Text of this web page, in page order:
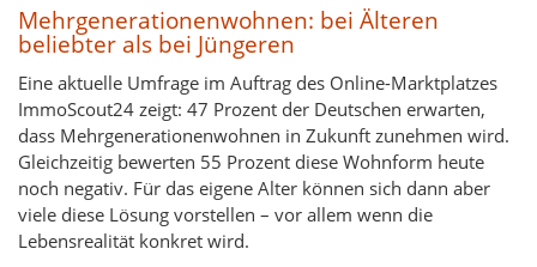
Mehrgenerationenwohnen: bei Älteren
beliebter als bei Jüngeren
Eine aktuelle Umfrage im Auftrag des Online-Marktplatzes
ImmoScout24 zeigt: 47 Prozent der Deutschen erwarten,
dass Mehrgenerationenwohnen in Zukunft zunehmen wird.
Gleichzeitig bewerten 55 Prozent diese Wohnform heute
noch negativ. Für das eigene Alter können sich dann aber
viele diese Lösung vorstellen – vor allem wenn die
Lebensrealität konkret wird.